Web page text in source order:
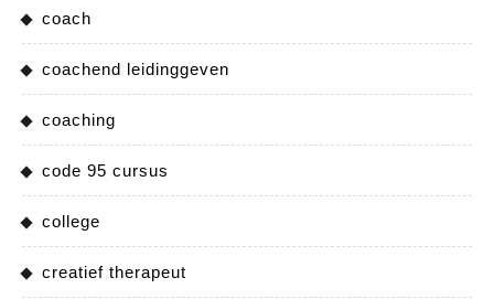
coach
coachend leidinggeven
coaching
code 95 cursus
college
creatief therapeut